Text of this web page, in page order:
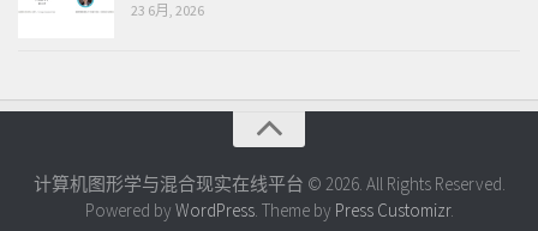
23 6月, 2026
计算机图形学与混合现实在线平台 © 2026. All Rights Reserved.
Powered by WordPress. Theme by Press Customizr.